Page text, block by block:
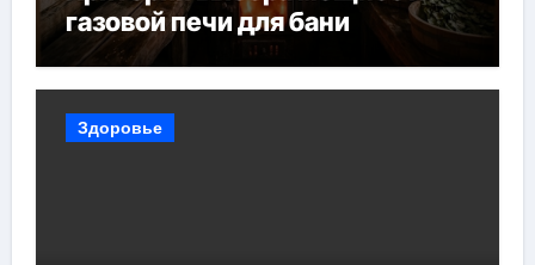
газовой печи для бани
Здоровье